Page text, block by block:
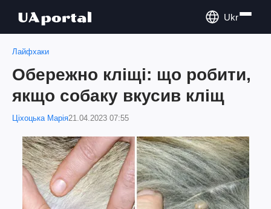
Ukr
Лайфхаки
Обережно кліщі: що робити,
якщо собаку вкусив кліщ
Ціхоцька Марія21.04.2023 07:55